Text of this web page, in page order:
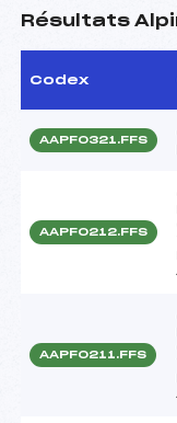
Résultats
Codex
AAPF0321.FFS
AAPF0212.FFS
AAPF0211.FFS